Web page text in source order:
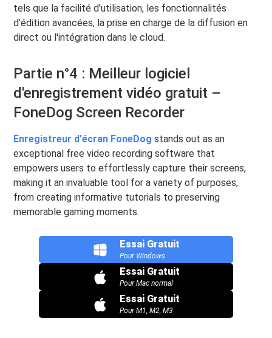
tels que la facilité d'utilisation, les fonctionnalités
d'édition avancées, la prise en charge de la diffusion en
direct ou l'intégration dans le cloud.
Partie n°4 : Meilleur logiciel
d'enregistrement vidéo gratuit –
FoneDog Screen Recorder
Enregistreur d'écran FoneDog stands out as an
exceptional free video recording software that
empowers users to effortlessly capture their screens,
making it an invaluable tool for a variety of purposes,
from creating informative tutorials to preserving
memorable gaming moments.
Essai Gratuit
Pour Windows
Essai Gratuit
Pour Mac normal
Essai Gratuit
Pour M1, M2, M3